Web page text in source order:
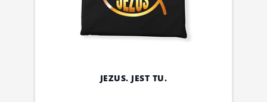
JEZUS. JEST TU.